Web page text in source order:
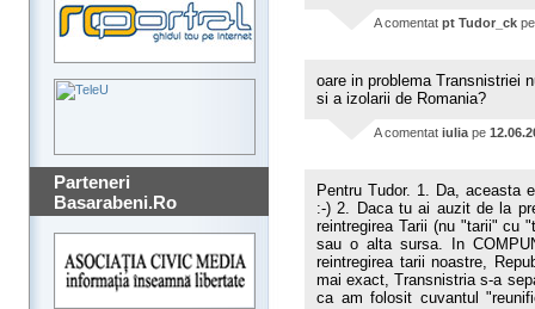
Parteneri
Basarabeni.Ro
A comentat pt Tudor_ck
oare in problema Transnistriei
si a izolarii de Romania?
A comentat iulia pe
Pentru Tudor. 1. Da, aceasta
:-) 2. Daca tu ai auzit de la
reintregirea Tarii (nu "tarii" cu
sau o alta sursa. In
reintregirea tarii noastre,
mai exact, Transnistria s-a
ca am folosit cuvantul